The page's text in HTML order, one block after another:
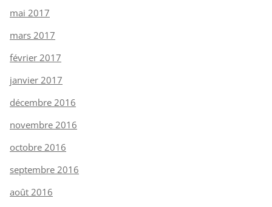
mai 2017
mars 2017
février 2017
janvier 2017
décembre 2016
novembre 2016
octobre 2016
septembre 2016
août 2016